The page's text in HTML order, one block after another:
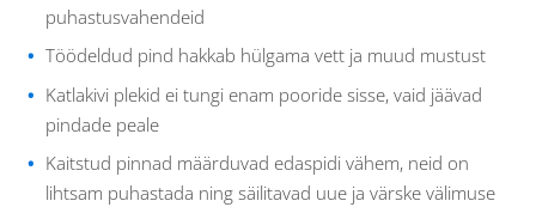
puhastusvahendeid
Töödeldud pind hakkab hülgama vett ja muud mustust
Katlakivi plekid ei tungi enam pooride sisse, vaid jäävad
pindade peale
Kaitstud pinnad määrduvad edaspidi vähem, neid on
lihtsam puhastada ning säilitavad uue ja värske välimuse